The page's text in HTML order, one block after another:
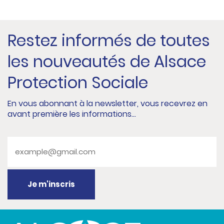
Restez informés de toutes
les nouveautés de Alsace
Protection Sociale
En vous abonnant à la newsletter, vous recevrez en
avant première les informations...